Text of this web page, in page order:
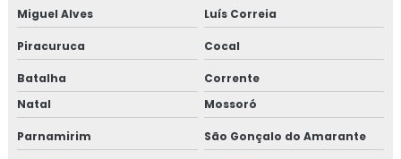
Miguel Alves Luís Correia
Piracuruca Cocal
Batalha
Corrente
Natal
Mossoró
Parnamirim São Gonçalo do Amarante